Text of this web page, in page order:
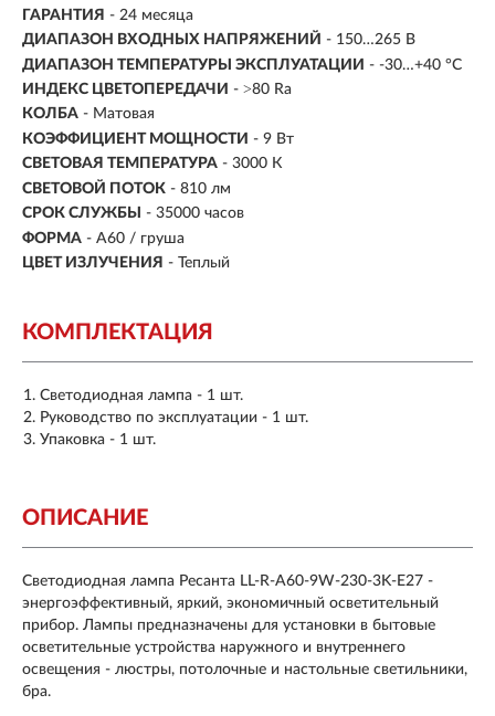
ГАРАНТИЯ - 24 месяца
ДИАПАЗОН ВХОДНЫХ НАПРЯЖЕНИЙ - 150…265 В
ДИАПАЗОН ТЕМПЕРАТУРЫ ЭКСПЛУАТАЦИИ - -30…+40 °С
ИНДЕКС ЦВЕТОПЕРЕДАЧИ - ˃80 Ra
КОЛБА - Матовая
КОЭФФИЦИЕНТ МОЩНОСТИ - 9 Вт
СВЕТОВАЯ ТЕМПЕРАТУРА - 3000 К
СВЕТОВОЙ ПОТОК - 810 лм
СРОК СЛУЖБЫ
- 35000 часов
ФОРМА - А60 / груша
ЦВЕТ ИЗЛУЧЕНИЯ - Теплый
КОМПЛЕКТАЦИЯ
Светодиодная лампа - 1 шт.
Руководство по эксплуатации - 1 шт.
Упаковка - 1 шт.
ОПИСАНИЕ
Светодиодная лампа Ресанта LL-R-A60-9W-230-3K-E27 -
энергоэффективный, яркий, экономичный осветительный
прибор. Лампы предназначены для установки в бытовые
осветительные устройства наружного и внутреннего
освещения - люстры, потолочные и настольные светильники,
бра.